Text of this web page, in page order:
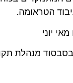
הטראומה.